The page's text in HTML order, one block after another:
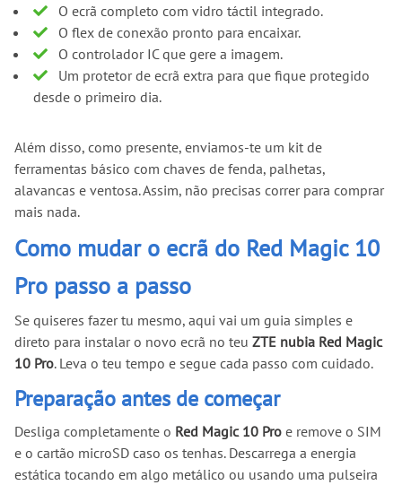
O ecrã completo com vidro táctil integrado.
O flex de conexão pronto para encaixar.
O controlador IC que gere a imagem.
Um protetor de ecrã extra para que fique protegido
desde o primeiro dia.
Além disso, como presente, enviamos-te um kit de
ferramentas básico com chaves de fenda, palhetas,
alavancas e ventosa. Assim, não precisas correr para comprar
mais nada.
Como mudar o ecrã do Red Magic 10
Pro passo a passo
Se quiseres fazer tu mesmo, aqui vai um guia simples e
direto para instalar o novo ecrã no teu ZTE nubia Red Magic
10 Pro. Leva o teu tempo e segue cada passo com cuidado.
Preparação antes de começar
Desliga completamente o Red Magic 10 Pro e remove o SIM
e o cartão microSD caso os tenhas. Descarrega a energia
estática tocando em algo metálico ou usando uma pulseira